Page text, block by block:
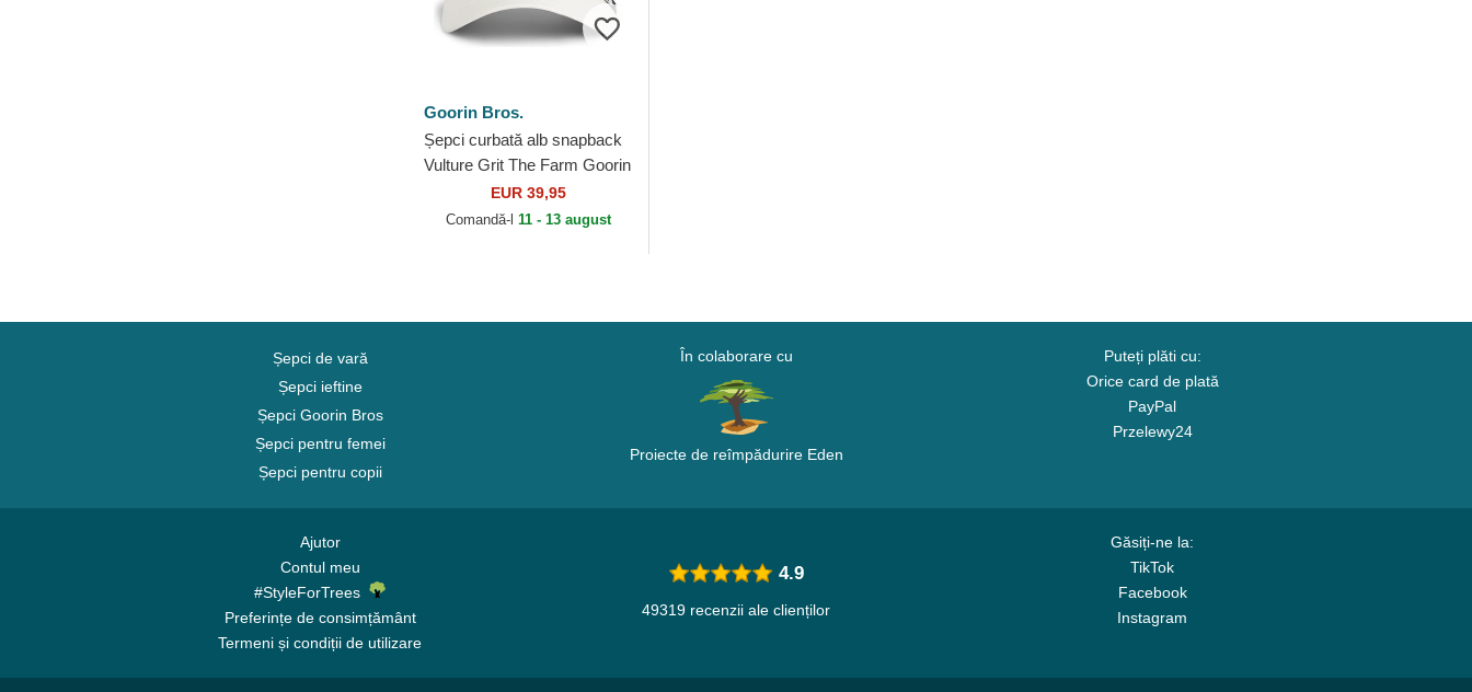
Goorin Bros.
Șepci curbată alb snapback
Vulture Grit The Farm Goorin
EUR 39,95
Comandă-l 11 - 13 august
Șepci de vară
Șepci ieftine
Șepci Goorin Bros
Șepci pentru femei
Șepci pentru copii
În colaborare cu
Proiecte de reîmpădurire Eden
Puteți plăti cu:
Orice card de plată
PayPal
Przelewy24
Ajutor
Contul meu
#StyleForTrees
Preferințe de consimțământ
Termeni și condiții de utilizare
Găsiți-ne la:
TikTok
Facebook
Instagram
4.9
49319 recenzii ale clienților